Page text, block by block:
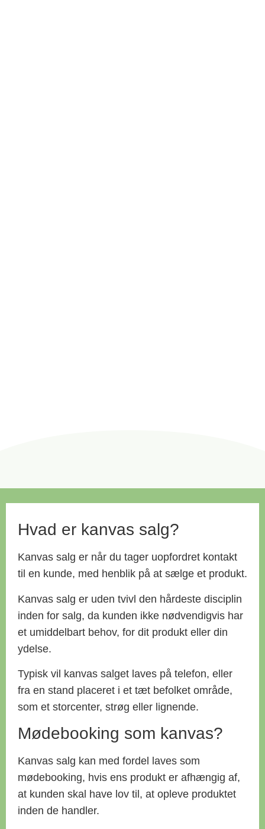
Hvad er kanvas salg?
Kanvas salg er når du tager uopfordret kontakt
til en kunde, med henblik på at sælge et produkt.
Kanvas salg er uden tvivl den hårdeste disciplin
inden for salg, da kunden ikke nødvendigvis har
et umiddelbart behov, for dit produkt eller din
ydelse.
Typisk vil kanvas salget laves på telefon, eller
fra en stand placeret i et tæt befolket område,
som et storcenter, strøg eller lignende.
Mødebooking som kanvas?
Kanvas salg kan med fordel laves som
mødebooking, hvis ens produkt er afhængig af,
at kunden skal have lov til, at opleve produktet
inden de handler.